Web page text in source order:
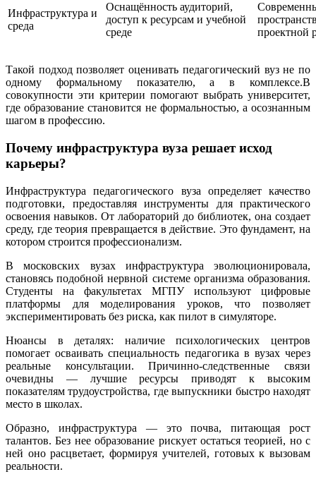
Инфраструктура и
среда
Оснащённость аудиторий,
доступ к ресурсам и учебной
среде
проектной
Такой подход позволяет оценивать педагогический вуз не по
одному формальному показателю, а в комплексе.В
совокупности эти критерии помогают выбрать университет,
где образование становится не формальностью, а осознанным
шагом в профессию.
Почему инфраструктура вуза решает исход
карьеры?
Инфраструктура педагогического вуза определяет качество
подготовки, предоставляя инструменты для практического
освоения навыков. От лабораторий до библиотек, она создает
среду, где теория превращается в действие. Это фундамент, на
котором строится профессионализм.
В московских вузах инфраструктура эволюционировала,
становясь подобной нервной системе организма образования.
Студенты на факультетах МГПУ используют цифровые
платформы для моделирования уроков, что позволяет
экспериментировать без риска, как пилот в симуляторе.
Нюансы в деталях: наличие психологических центров
помогает осваивать специальность педагогика в вузах через
реальные консультации. Причинно-следственные связи
очевидны — лучшие ресурсы приводят к высоким
показателям трудоустройства, где выпускники быстро находят
место в школах.
Образно, инфраструктура — это почва, питающая рост
талантов. Без нее образование рискует остаться теорией, но с
ней оно расцветает, формируя учителей, готовых к вызовам
реальности.